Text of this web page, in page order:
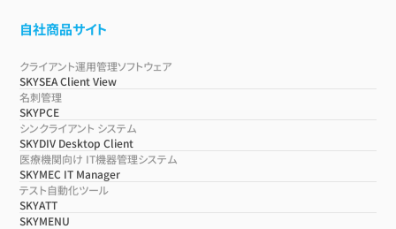
自社商品サイト
クライアント運用管理ソフトウェア
SKYSEA Client View
名刺管理
SKYPCE
シンクライアント システム
SKYDIV Desktop Client
医療機関向け IT機器管理システム
SKYMEC IT Manager
テスト自動化ツール
SKYATT
SKYMENU